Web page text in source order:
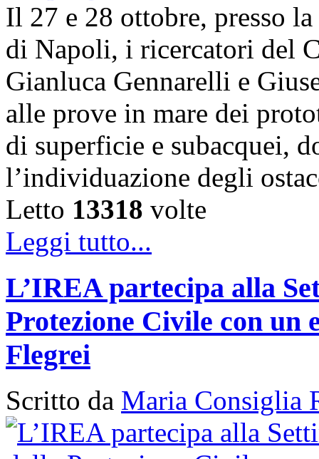
Il 27 e 28 ottobre, presso
di Napoli, i ricercatori del
Gianluca Gennarelli e
alle prove in mare dei
di superficie e subacquei,
l’individuazione degli
Letto 13318 volte
Leggi tutto...
L’IREA partecipa alla
Protezione Civile con un
Flegrei
Scritto da Maria Consiglia